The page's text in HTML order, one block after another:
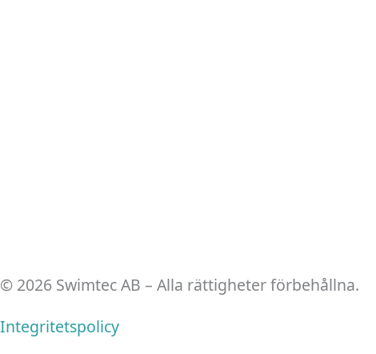
© 2026 Swimtec AB – Alla rättigheter förbehållna.
Integritetspolicy